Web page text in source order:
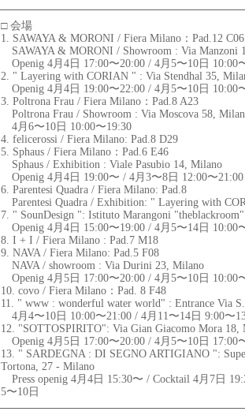
□ 会場
1. SAWAYA & MORONI / Fiera Milano：Pad.12 C06
SAWAYA & MORONI / Showroom : Via Manzoni
Openig 4月4日 17:00〜20:00 / 4月5〜10日 10:00
2. " Layering with CORIAN " : Via Stendhal 35,
Openig 4月4日 19:00〜22:00 / 4月5〜10日 10:00
3. Poltrona Frau / Fiera Milano：Pad.8 A23
Poltrona Frau / Showroom : Via Moscova 58,
4月6〜10日 10:00〜19:30
4. felicerossi / Fiera Milano: Pad.8 D29
5. Sphaus / Fiera Milano：Pad.6 E46
Sphaus / Exhibition : Viale Pasubio 14, Milano
Openig 4月4日 19:00〜 / 4月3〜8日 12:00〜21:00
6. Parentesi Quadra / Fiera Milano: Pad.8
Parentesi Quadra / Exhibition: " Layering with
7. " SounDesign ": Istituto Marangoni
Openig 4月4日 15:00〜19:00 / 4月5〜14日 10:00
8. I + I / Fiera Milano : Pad.7 M18
9. NAVA / Fiera Milano: Pad.5 F08
NAVA / showroom : Via Durini 23, Milano
Openig 4月5日 17:00〜20:00 / 4月5〜10日 10:00
10. covo / Fiera Milano：Pad. 8 F48
11. " www : wonderful water world" : Entrance Via
4月4〜10日 10:00〜21:00 / 4月11〜14日 9:00〜
12. "SOTTOSPIRITO": Via Gian Giacomo Mora 18,
Openig 4月5日 17:00〜20:00 / 4月5〜10日 17:00
13. " SARDEGNA : DI SEGNO ARTIGIANO ":
Tortona, 27 - Milano
Press openig 4月4日 15:30〜 / Cocktail 4月7日
5〜10日